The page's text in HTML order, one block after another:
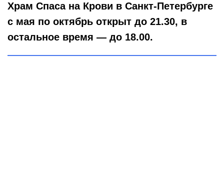
Храм Спаса на Крови в Санкт-Петербурге
с мая по октябрь открыт до 21.30, в
остальное время — до 18.00.